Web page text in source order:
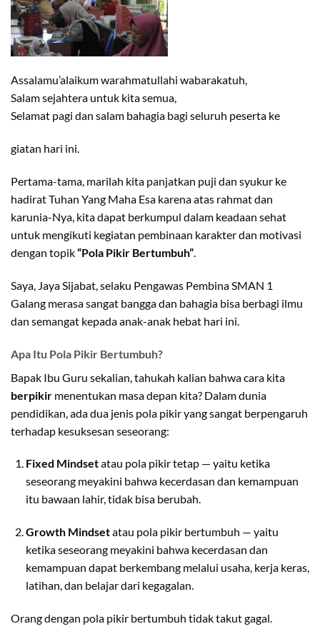
Assalamu’alaikum warahmatullahi wabarakatuh,
Salam sejahtera untuk kita semua,
Selamat pagi dan salam bahagia bagi seluruh peserta ke
giatan hari ini.
Pertama-tama, marilah kita panjatkan puji dan syukur ke
hadirat Tuhan Yang Maha Esa karena atas rahmat dan
karunia-Nya, kita dapat berkumpul dalam keadaan sehat
untuk mengikuti kegiatan pembinaan karakter dan motivasi
dengan topik“Pola Pikir Bertumbuh”.
Saya, Jaya Sijabat, selaku Pengawas Pembina SMAN 1
Galang merasa sangat bangga dan bahagia bisa berbagi ilmu
dan semangat kepada anak-anak hebat hari ini.
Apa Itu Pola Pikir Bertumbuh?
Bapak Ibu Guru sekalian, tahukah kalian bahwa cara kita
berpikir menentukan masa depan kita? Dalam dunia
pendidikan, ada dua jenis pola pikir yang sangat berpengaruh
terhadap kesuksesan seseorang:
Fixed Mindsetatau pola pikir tetap — yaitu ketika
seseorang meyakini bahwa kecerdasan dan kemampuan
itu bawaan lahir, tidak bisa berubah.
Growth Mindsetatau pola pikir bertumbuh — yaitu
ketika seseorang meyakini bahwa kecerdasan dan
kemampuan dapat berkembang melalui usaha, kerja keras,
latihan, dan belajar dari kegagalan.
Orang dengan pola pikir bertumbuh tidak takut gagal.